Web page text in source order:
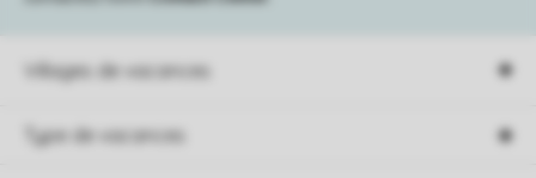
Villages de vacances
Type de vacances